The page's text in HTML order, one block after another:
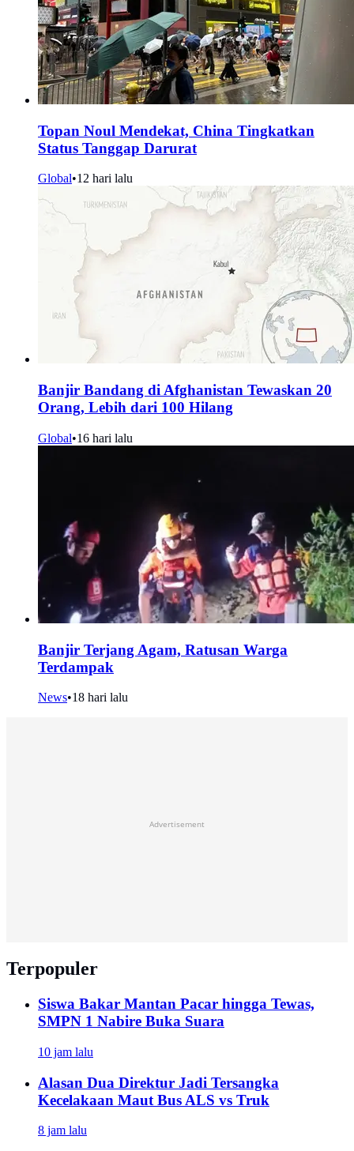
Topan Noul Mendekat, China Tingkatkan
Status Tanggap Darurat
Global•12 hari lalu
Banjir Bandang di Afghanistan Tewaskan 20
Orang, Lebih dari 100 Hilang
Global•16 hari lalu
Banjir Terjang Agam, Ratusan Warga
Terdampak
News•18 hari lalu
Advertisement
Terpopuler
Siswa Bakar Mantan Pacar hingga Tewas,
SMPN 1 Nabire Buka Suara
10 jam lalu
Alasan Dua Direktur Jadi Tersangka
Kecelakaan Maut Bus ALS vs Truk
8 jam lalu